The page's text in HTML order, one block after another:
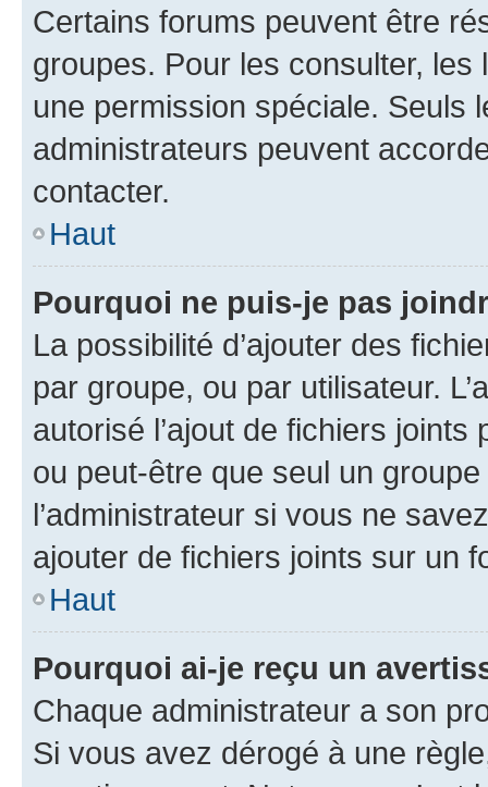
Certains forums peuvent être
groupes. Pour les consulter,
une permission spéciale. Seuls
administrateurs peuvent
contacter.
Haut
Pourquoi ne puis-je pas
La possibilité d’ajouter des
par groupe, ou par utilisateur.
autorisé l’ajout de fichiers
ou peut-être que seul un
l’administrateur si vous ne
ajouter de fichiers joints sur un
Haut
Pourquoi ai-je reçu un
Chaque administrateur a son
Si vous avez dérogé à une